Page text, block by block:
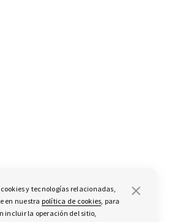
y tecnologías relacionadas,
en nuestra política de cookies, para
incluir la operación del sitio,